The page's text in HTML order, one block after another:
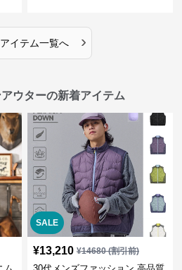
イテム一覧へ ›
ウターの新着アイテム
SALE
¥13,210 ¥14680(割引前)